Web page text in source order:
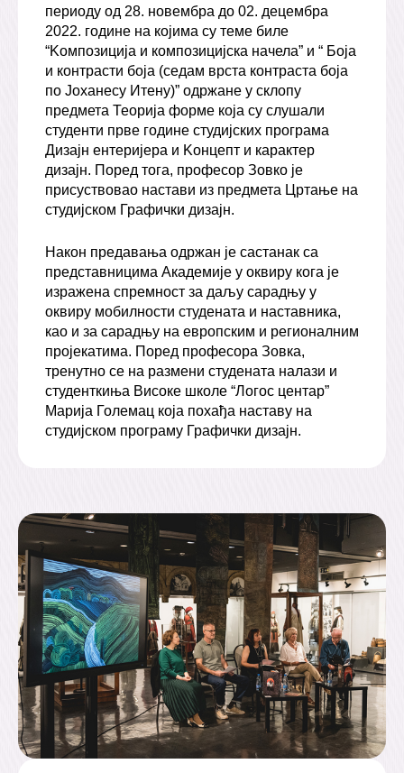
периоду од 28. новембра до 02. децембра
2022. године на којима су теме биле
“Kомпозиција и композицијска начела” и “ Боја
и контрасти боја (седам врста контраста боја
по Јоханесу Итену)” одржане у склопу
предмета Теорија форме која су слушали
студенти прве године студијских програма
Дизајн ентеријера и Kонцепт и карактер
дизајн. Поред тога, професор Зовко је
присуствовао настави из предмета Цртање на
студијском Графички дизајн.
Након предавања одржан је састанак са
представницима Академије у оквиру кога је
изражена спремност за даљу сарадњу у
оквиру мобилности студената и наставника,
као и за сарадњу на европским и регионалним
пројекатима. Поред професора Зовка,
тренутно се на размени студената налази и
студенткиња Високе школе “Логос центар”
Марија Големац која похађа наставу на
студијском програму Графички дизајн.